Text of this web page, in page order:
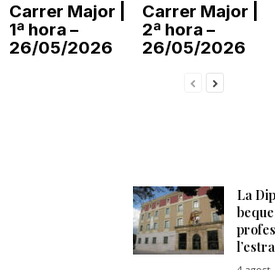
Carrer Major |
1ª hora –
26/05/2026
Carrer Major |
2ª hora –
26/05/2026